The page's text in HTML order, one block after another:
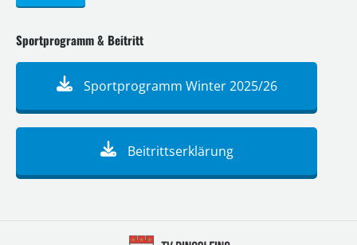
Sportprogramm & Beitritt
Sportprogramm Winter 2025/26
Beitrittserklärung